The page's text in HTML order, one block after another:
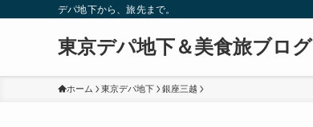
デパ地下から、旅先まで。
東京デパ地下＆美食旅ブログ
ホーム 東京デパ地下 銀座三越